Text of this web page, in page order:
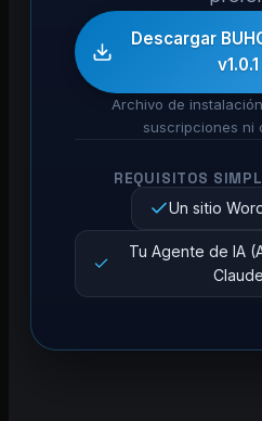
Descargar
Archivo de
suscripciones ni
REQUISITOS
Un sitio
Tu Agente de IA